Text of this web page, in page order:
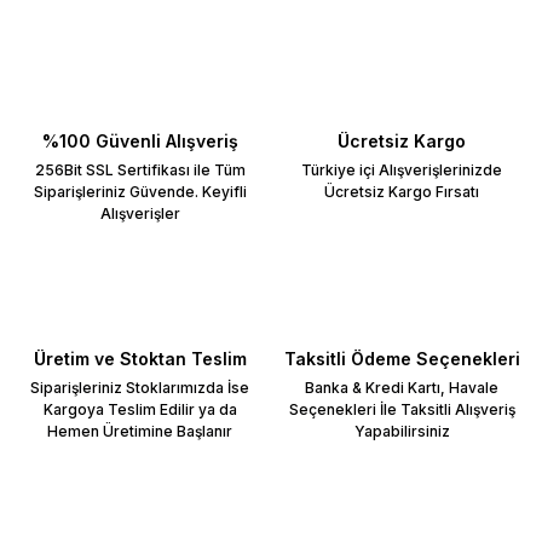
%100 Güvenli Alışveriş
256Bit SSL Sertifikası ile Tüm
Siparişleriniz Güvende. Keyifli
Alışverişler
Ücretsiz Kargo
Türkiye içi Alışverişlerinizde
Ücretsiz Kargo Fırsatı
Üretim ve Stoktan Teslim
Siparişleriniz Stoklarımızda İse
Kargoya Teslim Edilir ya da
Hemen Üretimine Başlanır
Taksitli Ödeme Seçenekleri
Banka & Kredi Kartı, Havale
Seçenekleri İle Taksitli Alışveriş
Yapabilirsiniz